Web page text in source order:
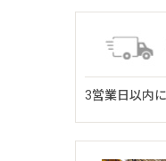
3営業日以内